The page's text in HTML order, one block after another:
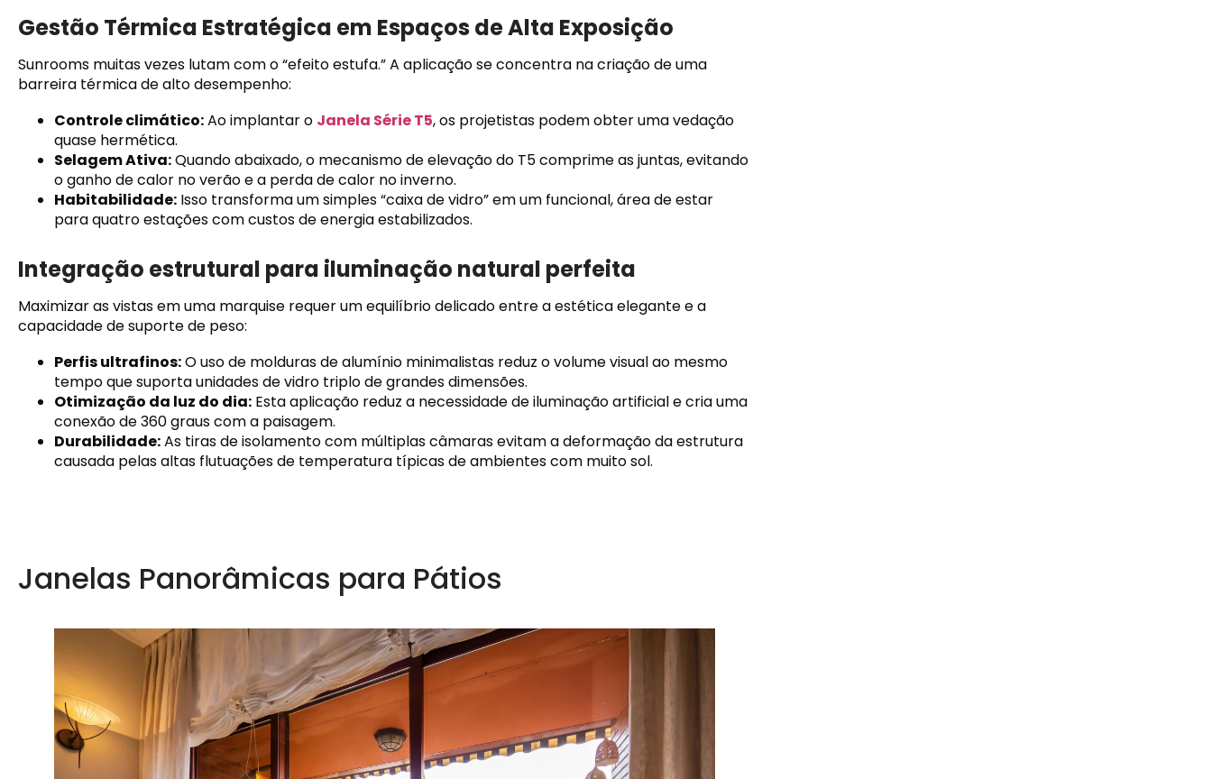
Gestão Térmica Estratégica em Espaços de Alta Exposição
Sunrooms muitas vezes lutam com o “efeito estufa.” A aplicação se concentra na criação de uma
barreira térmica de alto desempenho:
Controle climático:Ao implantar o Janela Série T5, os projetistas podem obter uma vedação
quase hermética.
Selagem Ativa:Quando abaixado, o mecanismo de elevação do T5 comprime as juntas, evitando
o ganho de calor no verão e a perda de calor no inverno.
Habitabilidade: Isso transforma um simples “caixa de vidro” em um funcional, área de estar
para quatro estações com custos de energia estabilizados.
Integração estrutural para iluminação natural perfeita
Maximizar as vistas em uma marquise requer um equilíbrio delicado entre a estética elegante e a
capacidade de suporte de peso:
Perfis ultrafinos:O uso de molduras de alumínio minimalistas reduz o volume visual ao mesmo
tempo que suporta unidades de vidro triplo de grandes dimensões.
Otimização da luz do dia: Esta aplicação reduz a necessidade de iluminação artificial e cria uma
conexão de 360 ​​graus com a paisagem.
Durabilidade:As tiras de isolamento com múltiplas câmaras evitam a deformação da estrutura
causada pelas altas flutuações de temperatura típicas de ambientes com muito sol.
Janelas Panorâmicas para Pátios